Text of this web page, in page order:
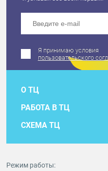
Я принимаю условия
пользовательского
О ТЦ
РАБОТА В ТЦ
СХЕМА ТЦ
Режим работы: